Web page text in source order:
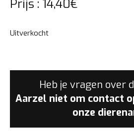
Prijs : 14,40€
Uitverkocht
Heb je vragen over
Aarzel niet om contact
onze